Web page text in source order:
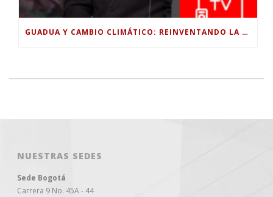
GUADUA Y CAMBIO CLIMÁTICO: REINVENTANDO LA CONSTRUCCIÓN SOSTENIBLE EN COLOMBIA
NUESTRAS SEDES
Sede Bogotá
Carrera 9 No. 45A - 44